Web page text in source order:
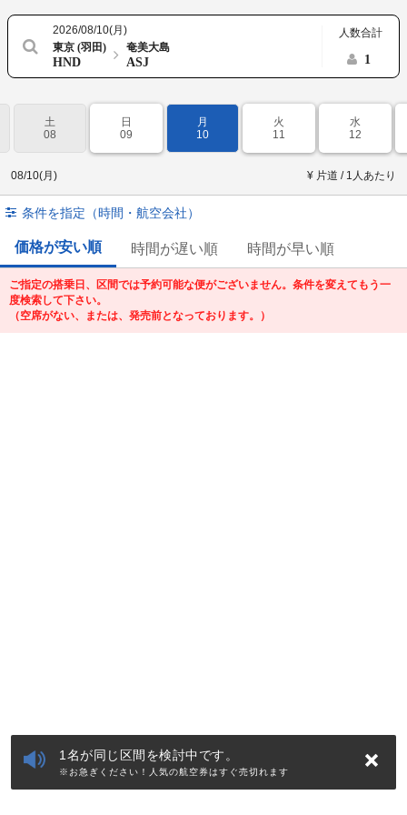
1名が同じ区間を検討中です。
※お急ぎください！人気の航空券はすぐ売切れます
2026/08/10(月)
東京 (羽田)
HND
奄美大島
ASJ
人数合計
1
土
08
日
09
月
10
火
11
水
12
08/10(月) ¥ 片道 / 1人あたり
条件を指定（時間・航空会社）
価格が安い順 時間が遅い順 時間が早い順
ご指定の搭乗日、区間では予約可能な便がございません。条件を変えてもう一
度検索して下さい。
（空席がない、または、発売前となっております。）